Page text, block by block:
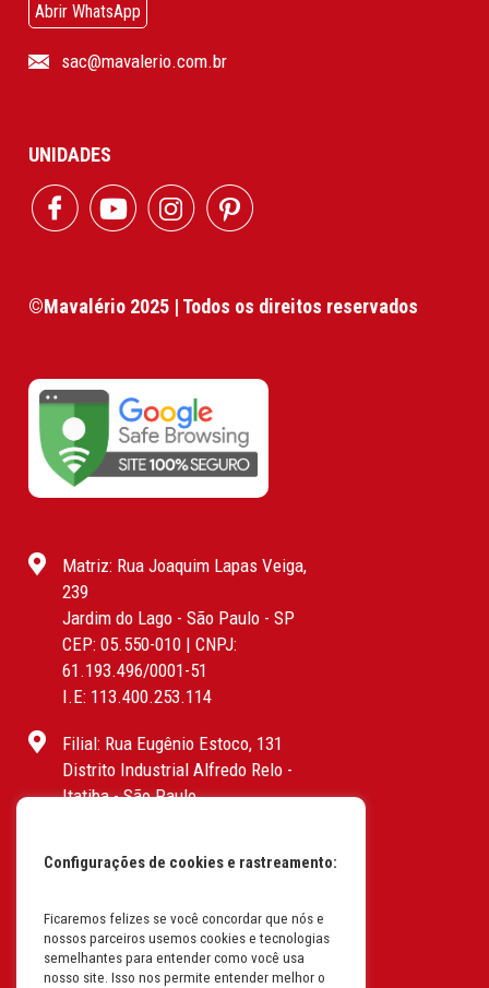
Abrir WhatsApp
sac@mavalerio.com.br
UNIDADES
©Mavalério 2025 | Todos os direitos reservados
Matriz: Rua Joaquim Lapas Veiga,
239
Jardim do Lago - São Paulo - SP
CEP: 05.550-010 | CNPJ:
61.193.496/0001-51
I.E: 113.400.253.114
Filial: Rua Eugênio Estoco, 131
Distrito Industrial Alfredo Relo -
Itatiba - São Paulo
I.E: 382.096.357.1147
Filial: Av. Odila Chaves Rodrigues,
1277
Parque industrial RM - Condomínio
Configurações de cookies e rastreamento:
Ficaremos felizes se você concordar que nós e
nossos parceiros usemos cookies e tecnologias
semelhantes para entender como você usa
nosso site. Isso nos permite entender melhor o